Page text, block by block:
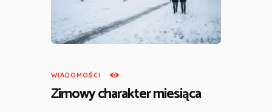
WIADOMOŚCI
Zimowy charakter miesiąca